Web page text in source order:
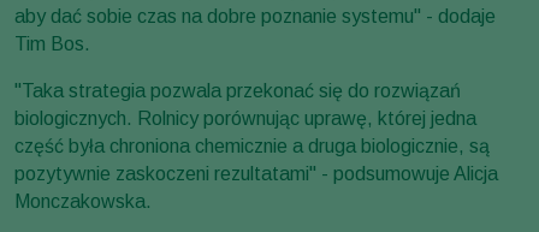
aby dać sobie czas na dobre poznanie systemu" - dodaje
Tim Bos.
"Taka strategia pozwala przekonać się do rozwiązań
biologicznych. Rolnicy porównując uprawę, której jedna
część była chroniona chemicznie a druga biologicznie, są
pozytywnie zaskoczeni rezultatami" - podsumowuje Alicja
Monczakowska.